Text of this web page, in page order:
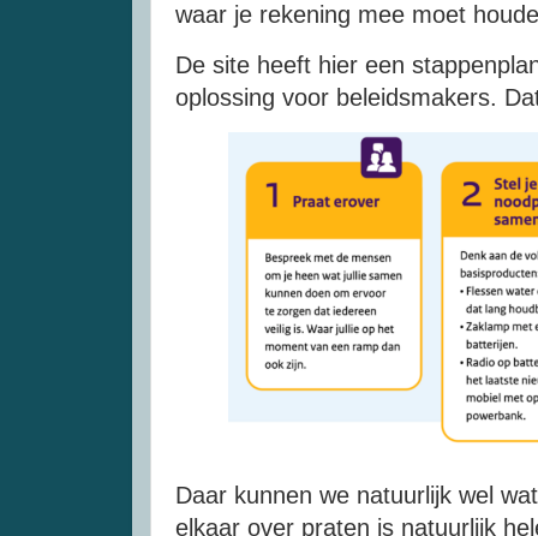
waar je rekening mee moet
De site heeft hier een
oplossing voor beleidsmakers.
Daar kunnen we natuurlijk wel
elkaar over praten is natuurlijk